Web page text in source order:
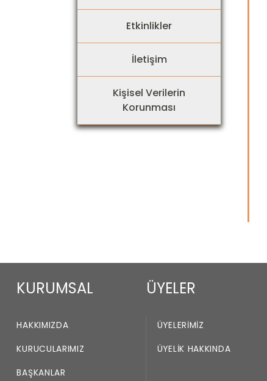
Etkinlikler
İletişim
Kişisel Verilerin
Korunması
KURUMSAL
HAKKIMIZDA
KURUCULARIMIZ
BAŞKANLAR
ÜYELER
ÜYELERIMIZ
ÜYELIK HAKKINDA